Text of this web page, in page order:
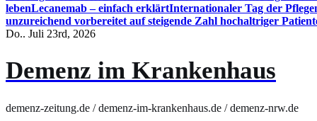
lebenLecanemab – einfach erklärtInternationaler Tag der
unzureichend vorbereitet auf steigende Zahl hochaltriger
Do.. Juli 23rd, 2026
Demenz im Krankenhaus
demenz-zeitung.de / demenz-im-krankenhaus.de / demenz-nrw.de